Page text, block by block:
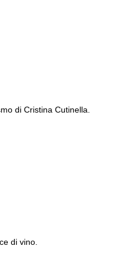
di Cristina Cutinella.
di vino.